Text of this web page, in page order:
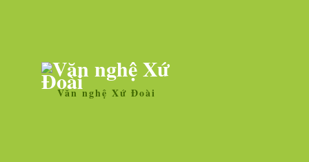
Văn nghệ Xứ Đoài